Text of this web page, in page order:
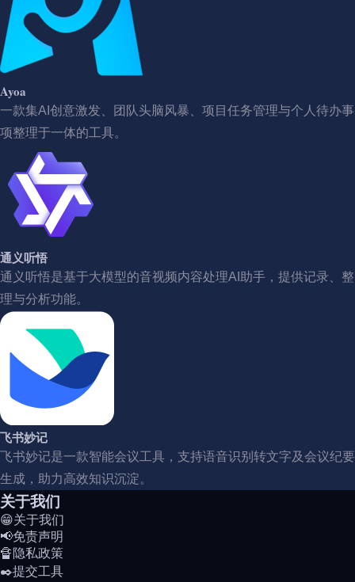
Ayoa
一款集AI创意激发、团队头脑风暴、项目任务管理与个人待办事
项整理于一体的工具。
通义听悟
通义听悟是基于大模型的音视频内容处理AI助手，提供记录、整
理与分析功能。
飞书妙记
飞书妙记是一款智能会议工具，支持语音识别转文字及会议纪要
生成，助力高效知识沉淀。
关于我们
😁关于我们
📢免责声明
🔏隐私政策
✒️提交工具